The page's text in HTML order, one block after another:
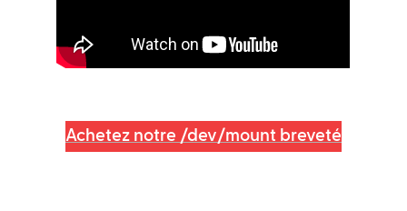
Achetez notre /dev/mount breveté